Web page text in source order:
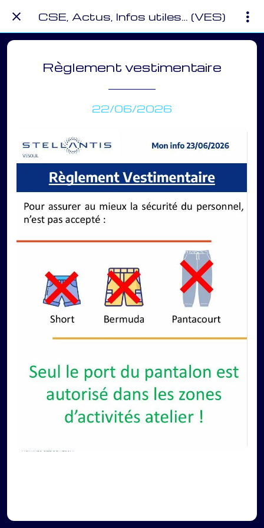
CSE, Actus, Infos utiles… (VES)
Règlement vestimentaire
22/06/2026